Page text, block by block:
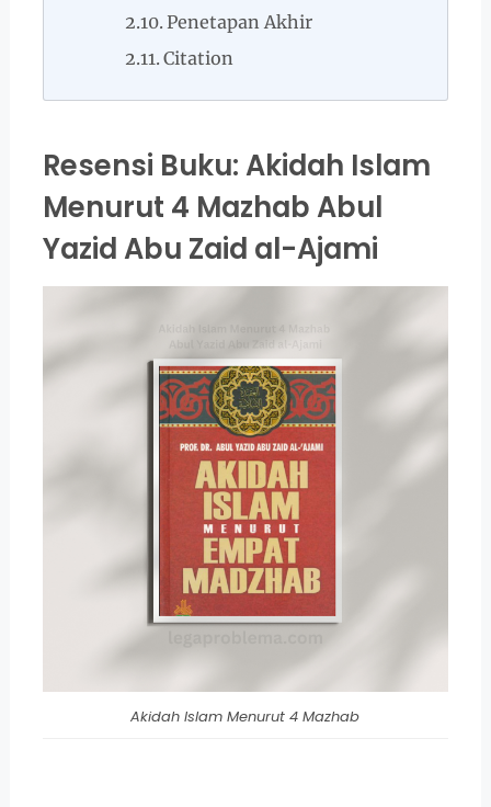
Penetapan Akhir
Citation
Resensi Buku: Akidah Islam
Menurut 4 Mazhab Abul
Yazid Abu Zaid al-Ajami
Akidah Islam Menurut 4 Mazhab